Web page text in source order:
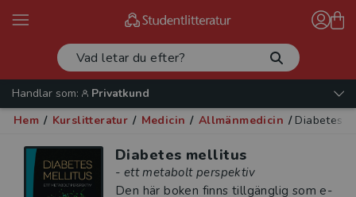
Handlar som:
Privatkund
Hem / Kurslitteratur / Medicin / Allmänmedicin / Diabetes
Diabetes mellitus
- ett metabolt perspektiv
Den här boken finns tillgänglig som e-